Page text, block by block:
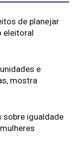
de planejar
eleitoral
e
mostra
sobre igualdade